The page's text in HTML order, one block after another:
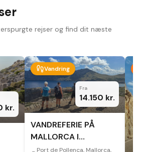
der er
rejser og find dit næste
kr.
Vandring
Fra
14.150 kr.
VANDREFERIE PÅ
MALLORCA I
EFTERÅRET
Port de Pollença, Mallorca,